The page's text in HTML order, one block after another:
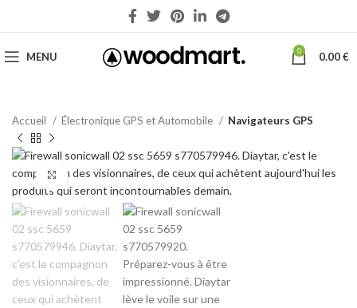
MENU 0 0.00€
Accueil Électronique GPS et Automobile Navigateurs GPS
Click to enlarge